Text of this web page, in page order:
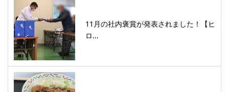
11月の社内褒賞が発表されました！【ヒ
ロ...